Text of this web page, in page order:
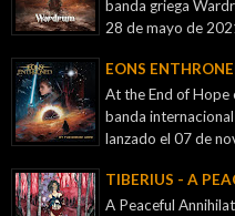
banda griega
28 de mayo de
EONS
At the End of Hope
banda
lanzado el 07 de
TIBERIUS - A
A Peaceful